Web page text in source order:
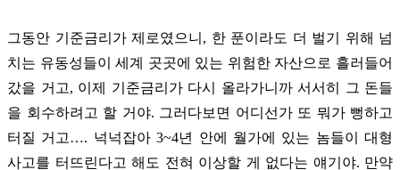
그동안 기준금리가 제로였으니, 한 푼이라도 더 벌기 위해 넘
치는 유동성들이 세계 곳곳에 있는 위험한 자산으로 흘러들어
갔을 거고, 이제 기준금리가 다시 올라가니까 서서히 그 돈들
을 회수하려고 할 거야. 그러다보면 어디선가 또 뭐가 뻥하고
터질 거고…. 넉넉잡아 3~4년 안에 월가에 있는 놈들이 대형
사고를 터뜨린다고 해도 전혀 이상할 게 없다는 얘기야. 만약